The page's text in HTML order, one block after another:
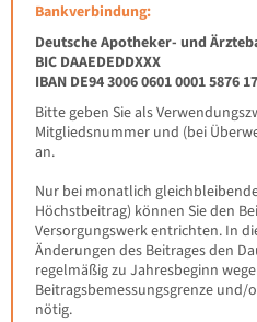
Bankverbindung:
Deutsche Apotheker- und
BIC DAAEDEDDXXX
IBAN DE94 3006 0601 0001 5876 17
Bitte geben Sie als
Mitgliedsnummer und (bei
an.
Nur bei monatlich
Höchstbeitrag) können Sie den
Versorgungswerk entrichten. In
Änderungen des Beitrages den
regelmäßig zu Jahresbeginn
Beitragsbemessungsgrenze und/
nötig.